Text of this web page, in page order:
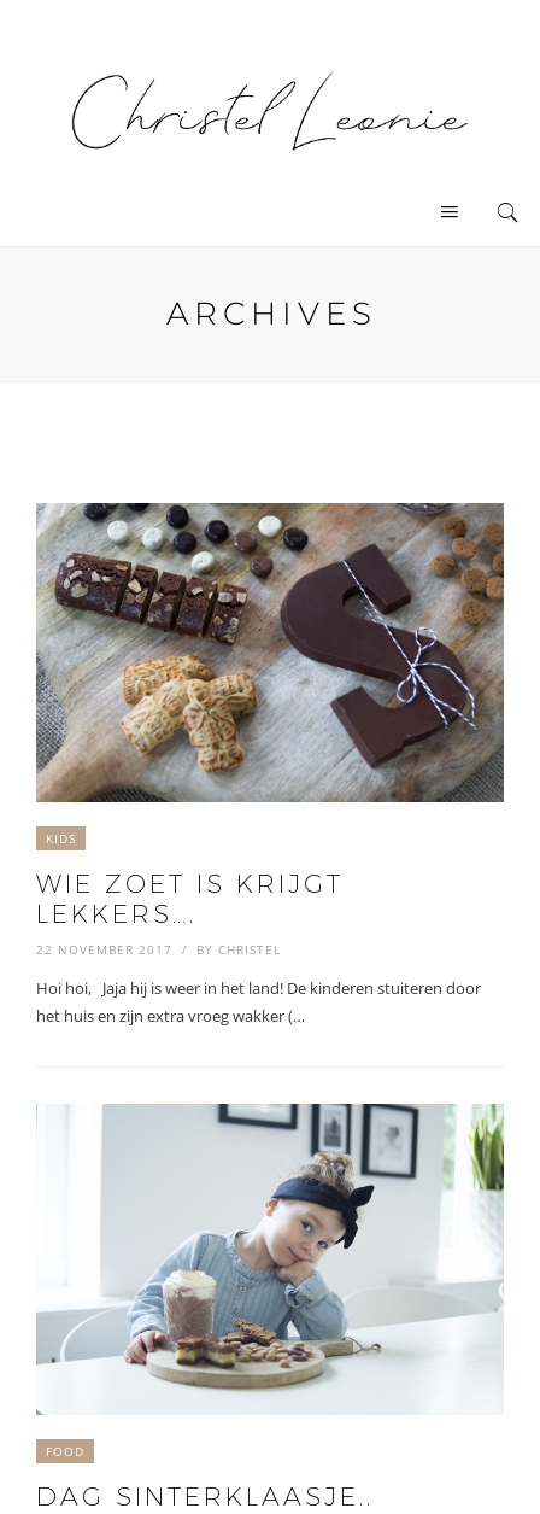
ARCHIVES
KIDS
WIE ZOET IS KRIJGT
LEKKERS….
22 NOVEMBER 2017 BY CHRISTEL
Hoi hoi, Jaja hij is weer in het land! De kinderen stuiteren door
het huis en zijn extra vroeg wakker (…
FOOD
DAG SINTERKLAASJE..